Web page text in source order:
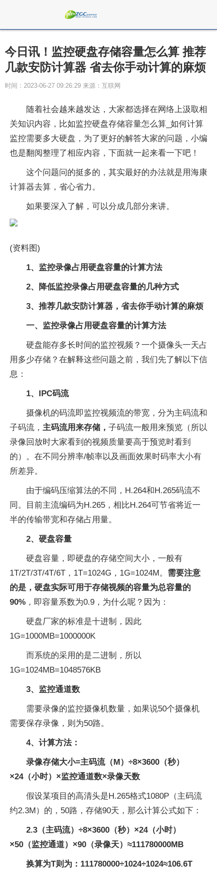
今日讯！监控硬盘存储容量怎么算 推荐
几款安防计算器 省去你手动计算的麻烦
时间：2023-06-27 09:26:29 来源：互联网
随着社会越来越发达，大家都选择在网络上汲取相
关知识内容，比如监控硬盘存储容量怎么算_如何计算
监控需要多大硬盘，为了更好的解答大家的问题，小编
也是翻阅整理了相应内容，下面就一起来看一下吧！
这个问题问的挺多的，其实最好的办法就是用海康
计算器去算，省心省力。
如果要深入了解，可以分成几部分来讲。
(资料图)
1、监控录像占用硬盘容量的计算方法
2、降低监控录像占用硬盘容量的几种方式
3、推荐几款安防计算器，省去你手动计算的麻烦
一、监控录像占用硬盘容量的计算方法
硬盘能存多长时间的监控视频？一个摄像头一天占
用多少存储？在解释这些问题之前，我们先了解以下信
息：
1、IPC码流
摄像机的码流即监控视频流的带宽，分为主码流和
子码流， 主码流用来存储， 子码流一般用来预览（所以
录像回放时大家看到的视频质量要高于预览时看到
的）。在不同分辨率/帧率以及画面效果时码率大小有
所差异。
由于编码压缩算法的不同，H.264和H.265码流不
同。目前主流编码为H.265，相比H.264可节省将近一
半的传输带宽和存储占用量。
2、硬盘容量
硬盘容量，即硬盘的存储空间大小，一般有
1T/2T/3T/4T/6T，1T=1024G，1G=1024M。 需要注意
的是，硬盘实际可用于存储视频的容量为总容量的
90% ，即容量系数为0.9，为什么呢？因为：
硬盘厂家的标准是十进制，因此
1G=1000MB=1000000K
而系统的采用的是二进制，所以
1G=1024MB=1048576KB
3、监控通道数
需要录像的监控摄像机数量，如果说50个摄像机
需要保存录像，则为50路。
4、计算方法：
录像存储大小=主码流（M）÷8×3600（秒）
×24（小时）×监控通道数×录像天数
假设某项目的高清头是H.265格式1080P（主码流
约2.3M）的，50路，存储90天，那么计算公式如下：
2.3（主码流）÷8×3600（秒）×24（小时）
×50（监控通道）×90（录像天）≈111780000MB
换算为T则为：111780000÷1024÷1024≈106.6T